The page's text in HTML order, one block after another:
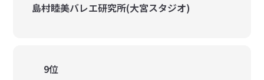
島村睦美バレエ研究所(大宮スタジオ)
9位